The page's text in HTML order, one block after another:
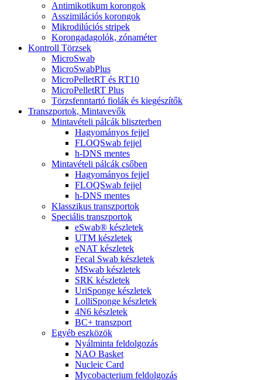
Antimikotikum korongok
Asszimilációs korongok
Mikrodilúciós stripek
Korongadagolók, zónaméter
Kontroll Törzsek
MicroSwab
MicroSwabPlus
MicroPelletRT és RT10
MicroPelletRT Plus
Törzsfenntartó fiolák és kiegészítők
Transzportok, Mintavevők
Mintavételi pálcák bliszterben
Hagyományos fejjel
FLOQSwab fejjel
h-DNS mentes
Mintavételi pálcák csőben
Hagyományos fejjel
FLOQSwab fejjel
h-DNS mentes
Klasszikus transzportok
Speciális transzportok
eSwab® készletek
UTM készletek
eNAT készletek
Fecal Swab készletek
MSwab készletek
SRK készletek
UriSponge készletek
LolliSponge készletek
4N6 készletek
BC+ transzport
Egyéb eszközök
Nyálminta feldolgozás
NAO Basket
Nucleic Card
Mycobacterium feldolgozás